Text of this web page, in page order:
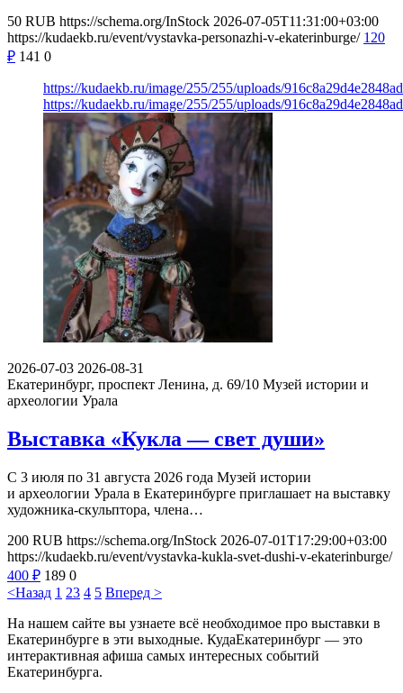
50 RUB https://schema.org/InStock 2026-07-05T11:31:00+03:00
https://kudaekb.ru/event/vystavka-personazhi-v-ekaterinburge/ 120
₽ 141 0
https://kudaekb.ru/image/255/255/uploads/
https://kudaekb.ru/image/255/255/uploads/
2026-07-03 2026-08-31
Екатеринбург, проспект Ленина, д. 69/10 Музей истории и
археологии Урала
Выставка «Кукла — свет души»
С 3 июля по 31 августа 2026 года Музей истории
и археологии Урала в Екатеринбурге приглашает на выставку
художника-скульптора, члена…
200 RUB https://schema.org/InStock 2026-07-01T17:29:00+03:00
https://kudaekb.ru/event/vystavka-kukla-svet-dushi-v-ekaterinburge/
400 ₽ 189 0
<Назад 1 23 4 5 Вперед >
На нашем сайте вы узнаете всё необходимое про выставки в
Екатеринбурге в эти выходные. КудаЕкатеринбург — это
интерактивная афиша самых интересных событий
Екатеринбурга.